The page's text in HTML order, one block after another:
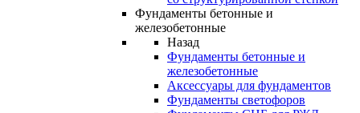
Фундаменты бетонные и
железобетонные
Назад
Фундаменты бетонные и
железобетонные
Аксессуары для фундаментов
Фундаменты светофоров